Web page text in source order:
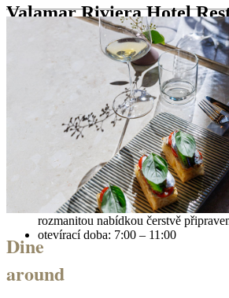
Valamar Riviera Hotel
Vychutnejte si klidné ráno v restauraci
tematické bufetové stanice představují
Objevte istrijský delikatesní koutek s ručně
sýry a vychutnejte si sklenku šumivého vína.
Zvláštnosti
Champagne Breakfast – prémiová
do 11:00
Istrian deli s ručně krájeným
tematické buffet zastávky: yogurt bar,
à la minute připravené vaječné
rozmanitou nabídkou čerstvě
otevírací doba: 7:00 – 11:00
Dine
around